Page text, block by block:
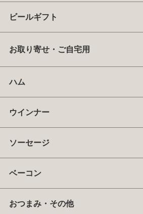
ビールギフト
お取り寄せ・ご自宅用
ハム
ウインナー
ソーセージ
ベーコン
おつまみ・その他